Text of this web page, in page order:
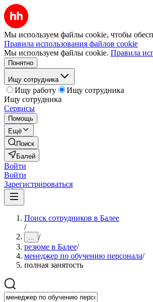
Мы используем файлы cookie, чтобы
Правила использования файлов cookie
Мы используем файлы cookie. Правила
Понятно
Ищу сотрудника
Ищу работу
Ищу сотрудника
Ищу сотрудника
Сервисы
Помощь
Ещё
Поиск
Балей
Войти
Войти
Зарегистрироваться
Поиск сотрудников в Балее
/
... /
резюме в Балее/
менеджер по обучению персонала/
полная занятость